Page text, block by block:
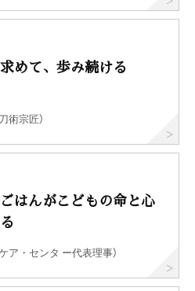
めて、歩み続ける
術宗匠）
はんがこどもの命と心
ア・センタ ー代表理事）